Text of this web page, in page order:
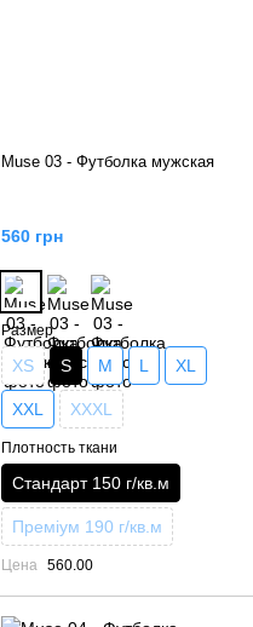
Muse 03 - Футболка мужская
560 грн
Размер
XS S M L XL
XXL XXXL
Плотность ткани
Стандарт 150 г/кв.м
Преміум 190 г/кв.м
Цена 560.00